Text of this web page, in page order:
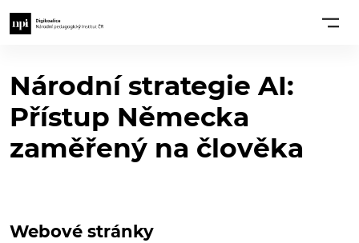
Národní strategie AI:
Přístup Německa
zaměřený na člověka
Webové stránky